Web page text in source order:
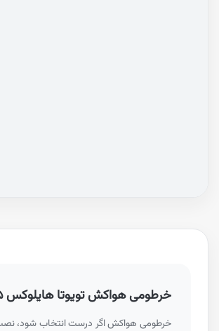
خرطومی هواکش تویوتا هایلوکس ۲۰۰۵؛ شماره فنی
خرطومی هواکش اگر درست انتخاب شود، نصب